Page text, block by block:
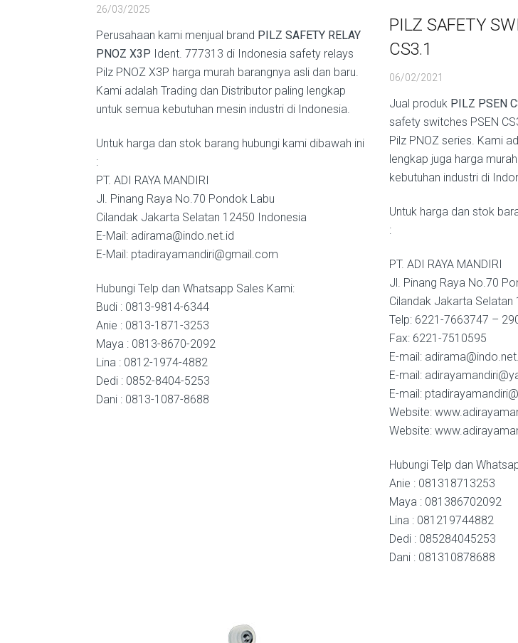
26/03/2025
Perusahaan kami menjual brand PILZ SAFETY RELAY
PNOZ X3P Ident. 777313 di Indonesia safety relays
Pilz PNOZ X3P harga murah barangnya asli dan baru.
Kami adalah Trading dan Distributor paling lengkap
untuk semua kebutuhan mesin industri di Indonesia.
Untuk harga dan stok barang hubungi kami dibawah ini
:
PT. ADI RAYA MANDIRI
Jl. Pinang Raya No.70 Pondok Labu
Cilandak Jakarta Selatan 12450 Indonesia
E-Mail: adirama@indo.net.id
E-Mail: ptadirayamandiri@gmail.com
Hubungi Telp dan Whatsapp Sales Kami:
Budi : 0813-9814-6344
Anie : 0813-1871-3253
Maya : 0813-8670-2092
Lina : 0812-1974-4882
Dedi : 0852-8404-5253
Dani : 0813-1087-8688
PILZ SAFETY
CS3.1
06/02/2021
Jual produk PILZ PSEN
safety switches PSEN
Pilz PNOZ series. Kami
lengkap juga harga
kebutuhan industri di
Untuk harga dan stok
:
PT. ADI RAYA MANDIRI
Jl. Pinang Raya No.70
Cilandak Jakarta
Telp: 6221-7663747 –
Fax: 6221-7510595
E-mail:
E-mail:
E-mail:
Website:
Website:
Hubungi Telp dan
Anie : 081318713253
Maya : 081386702092
Lina : 081219744882
Dedi : 085284045253
Dani : 081310878688